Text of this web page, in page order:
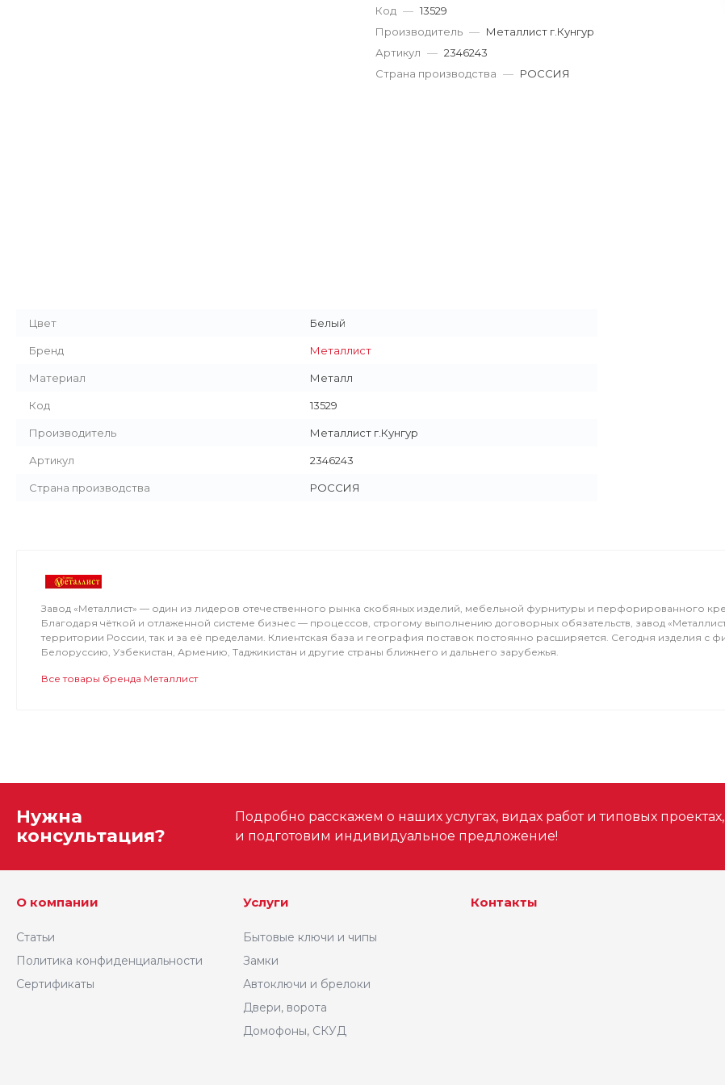
Код — 13529
Производитель — Металлист г.Кунгур
Артикул — 2346243
Страна производства — РОССИЯ
Цвет Белый
Бренд Металлист
Материал Металл
Код 13529
Производитель Металлист г.Кунгур
Артикул 2346243
Страна производства РОССИЯ
Завод «Металлист» — один из лидеров отечественного рынка скобяных изделий, мебельной фурнитуры и перфорированного
Благодаря чёткой и отлаженной системе бизнес — процессов, строгому выполнению договорных обязательств, завод
территории России, так и за её пределами. Клиентская база и география поставок постоянно расширяется. Сегодня изделия с
Белоруссию, Узбекистан, Армению, Таджикистан и другие страны ближнего и дальнего зарубежья.
Все товары бренда Металлист
Нужна
консультация?
Подробно расскажем о наших услугах, видах работ и типовых
и подготовим индивидуальное предложение!
О компании
Статьи
Политика конфиденциальности
Сертификаты
Услуги
Бытовые ключи и чипы
Замки
Автоключи и брелоки
Двери, ворота
Домофоны, СКУД
Контакты